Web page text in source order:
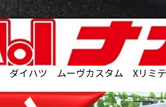
イハツ ムーヴカスタム Xリミ